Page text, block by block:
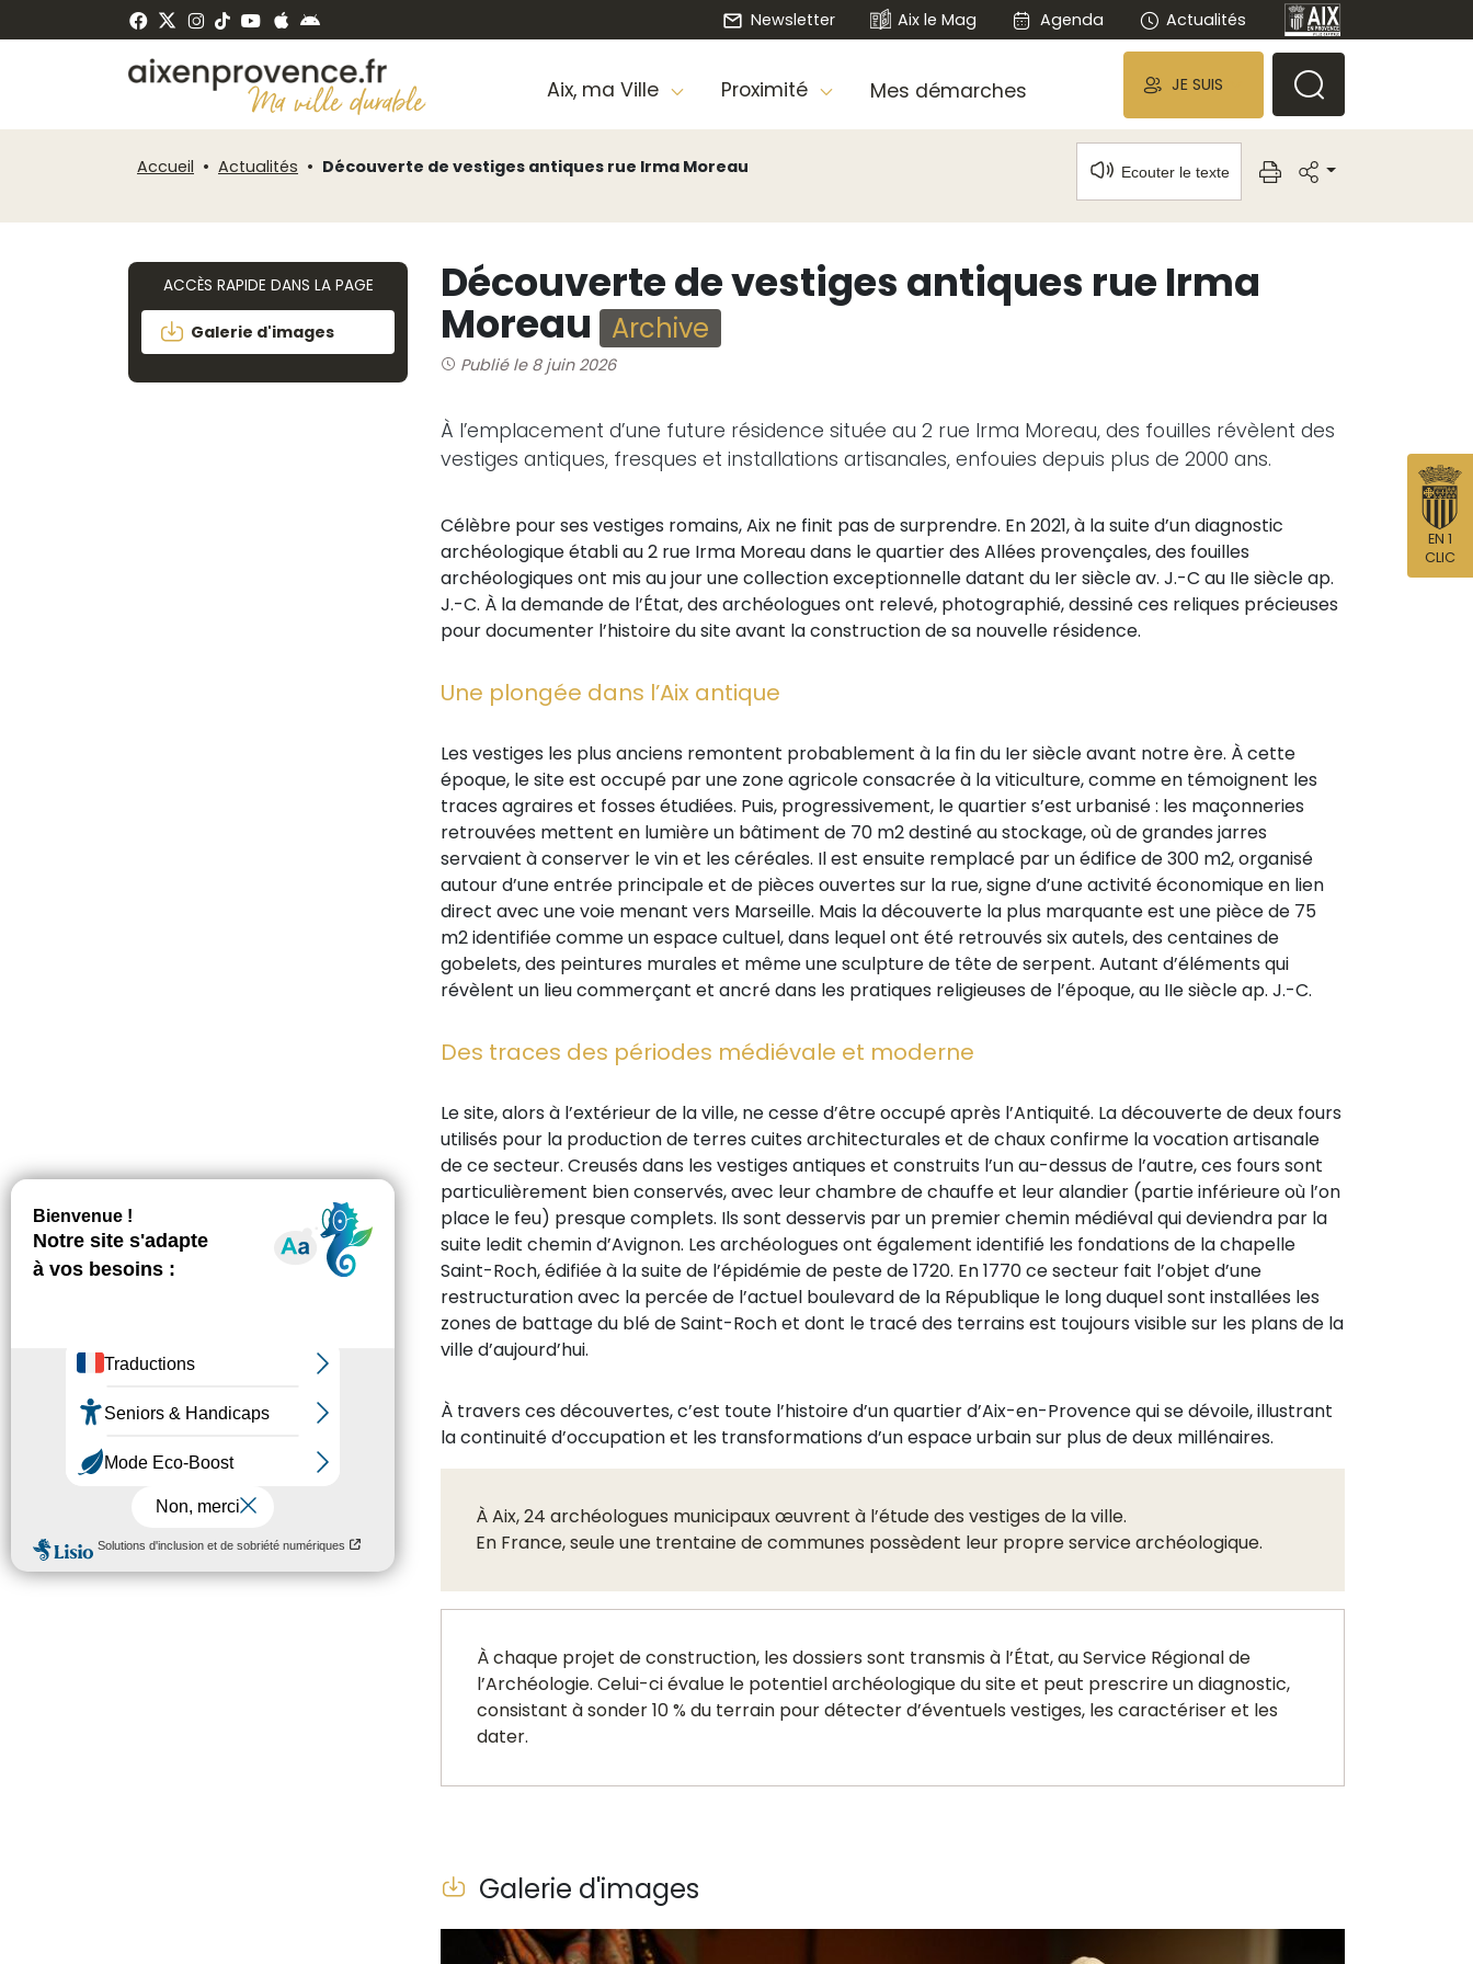
Newsletter Aix le Mag Agenda Actualités
Aix, ma Ville Proximité Mes démarches JE SUIS
Accueil Actualités Découverte de vestiges antiques rue Irma Moreau Ecouter le texte
ACCÈS RAPIDE DANS LA PAGE
Galerie d'images
Découverte de vestiges antiques rue Irma
Moreau Archive
Publié le 8 juin 2026
À l’emplacement d’une future résidence située au 2 rue Irma Moreau, des fouilles révèlent des
vestiges antiques, fresques et installations artisanales, enfouies depuis plus de 2000 ans.
Célèbre pour ses vestiges romains, Aix ne finit pas de surprendre. En 2021, à la suite d’un diagnostic
archéologique établi au 2 rue Irma Moreau dans le quartier des Allées provençales, des fouilles
archéologiques ont mis au jour une collection exceptionnelle datant du Ier siècle av. J.-C au IIe siècle ap.
J.-C. À la demande de l’État, des archéologues ont relevé, photographié, dessiné ces reliques précieuses
pour documenter l’histoire du site avant la construction de sa nouvelle résidence.
Une plongée dans l’Aix antique
Les vestiges les plus anciens remontent probablement à la fin du Ier siècle avant notre ère. À cette
époque, le site est occupé par une zone agricole consacrée à la viticulture, comme en témoignent les
traces agraires et fosses étudiées. Puis, progressivement, le quartier s’est urbanisé : les maçonneries
retrouvées mettent en lumière un bâtiment de 70 m2 destiné au stockage, où de grandes jarres
servaient à conserver le vin et les céréales. Il est ensuite remplacé par un édifice de 300 m2, organisé
autour d’une entrée principale et de pièces ouvertes sur la rue, signe d’une activité économique en lien
direct avec une voie menant vers Marseille. Mais la découverte la plus marquante est une pièce de 75
m2 identifiée comme un espace cultuel, dans lequel ont été retrouvés six autels, des centaines de
gobelets, des peintures murales et même une sculpture de tête de serpent. Autant d’éléments qui
révèlent un lieu commerçant et ancré dans les pratiques religieuses de l’époque, au IIe siècle ap. J.-C.
Des traces des périodes médiévale et moderne
Le site, alors à l’extérieur de la ville, ne cesse d’être occupé après l’Antiquité. La découverte de deux fours
utilisés pour la production de terres cuites architecturales et de chaux confirme la vocation artisanale
de ce secteur. Creusés dans les vestiges antiques et construits l’un au-dessus de l’autre, ces fours sont
particulièrement bien conservés, avec leur chambre de chauffe et leur alandier (partie inférieure où l’on
place le feu) presque complets. Ils sont desservis par un premier chemin médiéval qui deviendra par la
suite ledit chemin d’Avignon. Les archéologues ont également identifié les fondations de la chapelle
Saint-Roch, édifiée à la suite de l’épidémie de peste de 1720. En 1770 ce secteur fait l’objet d’une
restructuration avec la percée de l’actuel boulevard de la République le long duquel sont installées les
zones de battage du blé de Saint-Roch et dont le tracé des terrains est toujours visible sur les plans de la
ville d’aujourd’hui.
À travers ces découvertes, c’est toute l’histoire d’un quartier d’Aix-en-Provence qui se dévoile, illustrant
la continuité d’occupation et les transformations d’un espace urbain sur plus de deux millénaires.
À Aix, 24 archéologues municipaux œuvrent à l’étude des vestiges de la ville.
En France, seule une trentaine de communes possèdent leur propre service archéologique.
À chaque projet de construction, les dossiers sont transmis à l’État, au Service Régional de
l’Archéologie. Celui-ci évalue le potentiel archéologique du site et peut prescrire un diagnostic,
consistant à sonder 10 % du terrain pour détecter d’éventuels vestiges, les caractériser et les
dater.
Galerie d'images
EN 1
CLIC
de
Panneau de gestion des cookies